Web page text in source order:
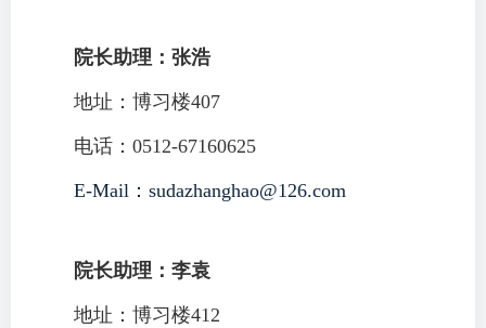
院长助理：张浩
地址：博习楼407
电话：0512-67160625
E-Mail： sudazhanghao@126.com
院长助理：李袁
地址：博习楼412